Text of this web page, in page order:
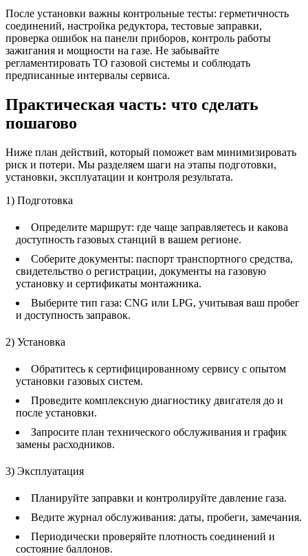
После установки важны контрольные тесты: герметичность
соединений, настройка редуктора, тестовые заправки,
проверка ошибок на панели приборов, контроль работы
зажигания и мощности на газе. Не забывайте
регламентировать ТО газовой системы и соблюдать
предписанные интервалы сервиса.
Практическая часть: что сделать
пошагово
Ниже план действий, который поможет вам минимизировать
риск и потери. Мы разделяем шаги на этапы подготовки,
установки, эксплуатации и контроля результата.
1) Подготовка
Определите маршрут: где чаще заправляетесь и какова
доступность газовых станций в вашем регионе.
Соберите документы: паспорт транспортного средства,
свидетельство о регистрации, документы на газовую
установку и сертификаты монтажника.
Выберите тип газа: CNG или LPG, учитывая ваш пробег
и доступность заправок.
2) Установка
Обратитесь к сертифицированному сервису с опытом
установки газовых систем.
Проведите комплексную диагностику двигателя до и
после установки.
Запросите план технического обслуживания и график
замены расходников.
3) Эксплуатация
Планируйте заправки и контролируйте давление газа.
Ведите журнал обслуживания: даты, пробеги, замечания.
Периодически проверяйте плотность соединений и
состояние баллонов.